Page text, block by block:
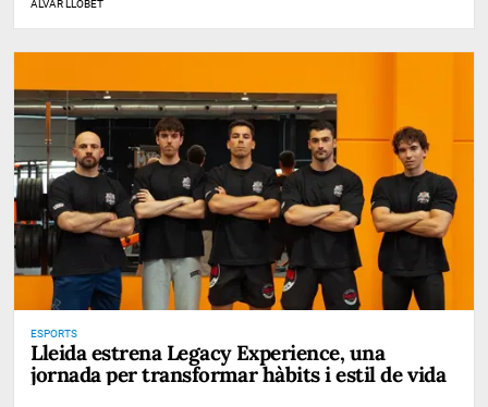
ÀLVAR LLOBET
ESPORTS
Lleida estrena Legacy Experience, una
jornada per transformar hàbits i estil de vida